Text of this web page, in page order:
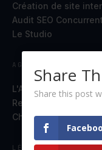
Création de site
Audit SEO
Le Studio
AGENCE
L'Agence
Ressources
Chat en direct
LÉGAL
Share
Share this post